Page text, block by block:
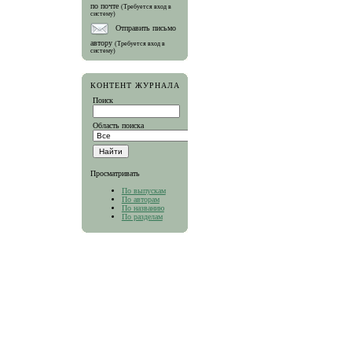
по почте (Требуется вход в
систему)
Отправить письмо
автору (Требуется вход в
систему)
КОНТЕНТ ЖУРНАЛА
Поиск
Область поиска
Просматривать
По выпускам
По авторам
По названию
По разделам